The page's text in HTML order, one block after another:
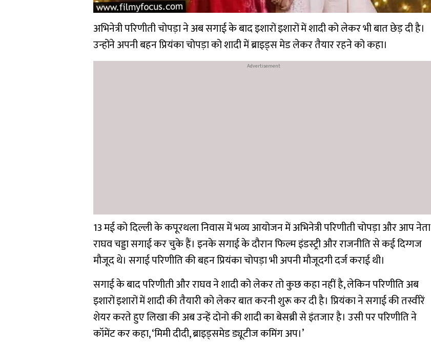
अभिनेत्री परिणीती चोपड़ा ने अब सगाई के बाद इशारों इशारों में शादी को लेकर भी बात छेड़ दी है।
उन्होंने अपनी बहन प्रियंका चोपड़ा को शादी में ब्राइड्स मेड लेकर तैयार रहने को कहा।
13 मई को दिल्ली के कपूरथला निवास में भव्य आयोजन में अभिनेत्री परिणीती चोपड़ा और आप नेता
राघव चड्डा सगाई कर चुके हैं। इनके सगाई के दौरान फिल्म इंडस्ट्री और राजनीति से कई दिग्गज
मौजूद थे। सगाई परिणीति की बहन प्रियंका चोपड़ा भी अपनी मौजूदगी दर्ज कराई थी।
सगाई के बाद परिणीती और राघव ने शादी को लेकर तो कुछ कहा नहीं है, लेकिन परिणीति अब
इशारों इशारों में शादी की तैयारी को लेकर बात करनी शुरू कर दी है। प्रियंका ने सगाई की तस्वीरें
शेयर करते हुए लिखा की अब उन्हें दोनो की शादी का बेसब्री से इंतजार है। उसी पर परिणीति ने
कॉमेंट कर कहा, ‘मिमी दीदी, ब्राइड्समेड ड्यूटीज कमिंग अप।’